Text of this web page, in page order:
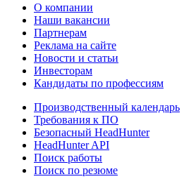
О компании
Наши вакансии
Партнерам
Реклама на сайте
Новости и статьи
Инвесторам
Кандидаты по профессиям
Производственный календарь
Требования к ПО
Безопасный HeadHunter
HeadHunter API
Поиск работы
Поиск по резюме